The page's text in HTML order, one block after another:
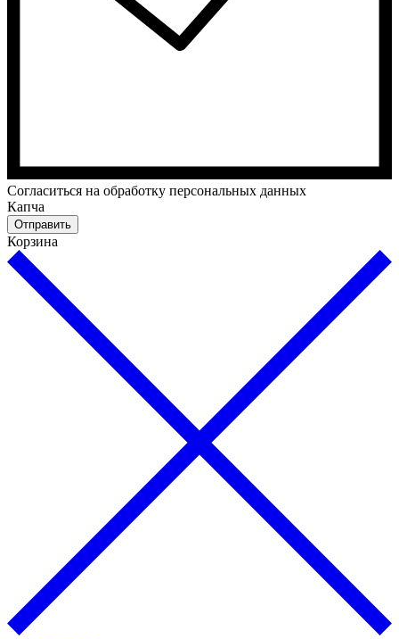
Cогласиться на обработку персональных данных
Капча
Отправить
Корзина